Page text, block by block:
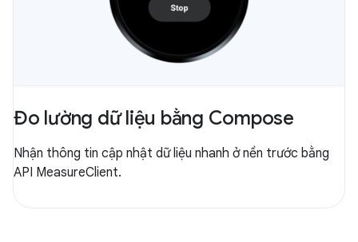
Đo lường dữ liệu bằng Compose
Nhận thông tin cập nhật dữ liệu nhanh ở nền trước bằng
API MeasureClient.